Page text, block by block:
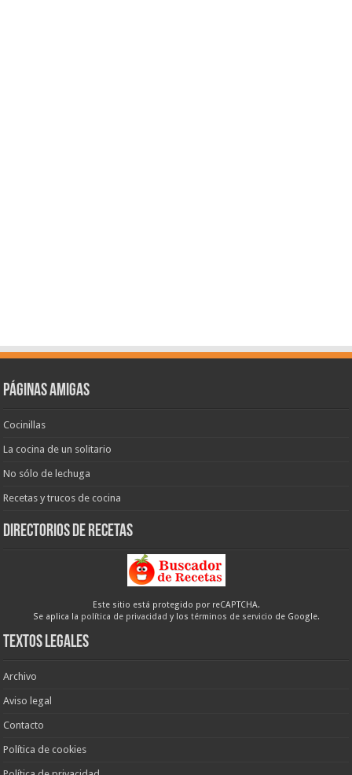
Páginas amigas
Cocinillas
La cocina de un solitario
No sólo de lechuga
Recetas y trucos de cocina
Directorios de recetas
Este sitio está protegido por reCAPTCHA.
Se aplica la política de privacidad y los términos de servicio de Google.
Textos legales
Archivo
Aviso legal
Contacto
Política de cookies